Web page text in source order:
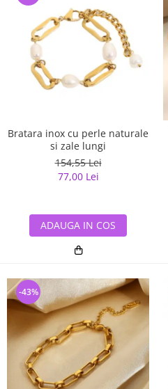
Bratara inox cu perle naturale
si zale lungi
154,55 Lei
77,00 Lei
ADAUGA IN COS
-43%